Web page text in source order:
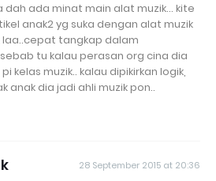
dah ada minat main alat muzik... kite
anak2 yg suka dengan alat muzik
laa..cepat tangkap dalam
tu kalau perasan org cina dia
kelas muzik.. kalau dipikirkan logik,
anak dia jadi ahli muzik pon..
28 September 2015 at 20:36